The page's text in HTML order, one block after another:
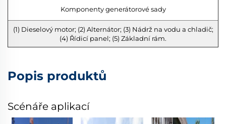
Komponenty generátorové sady
(1) Dieselový motor; (2) Alternátor; (3) Nádrž na vodu a chladič;
(4) Řídicí panel; (5) Základní rám.
Popis produktů
Scénáře aplikací